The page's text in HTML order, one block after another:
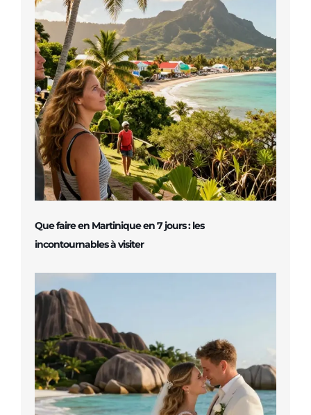
Que faire en Martinique en 7 jours : les
incontournables à visiter